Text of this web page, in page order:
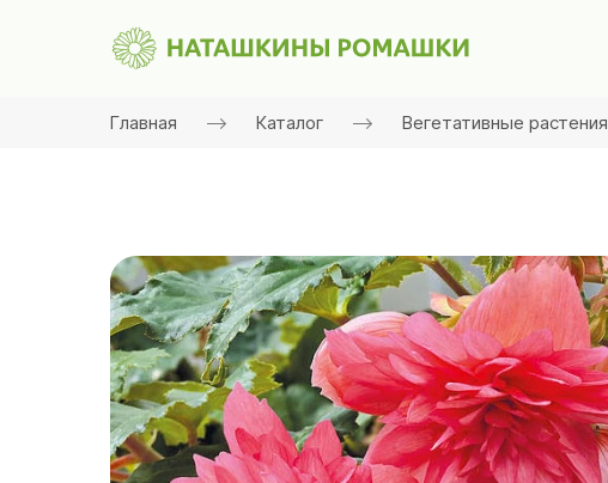
Главная Каталог Вегетативные растения